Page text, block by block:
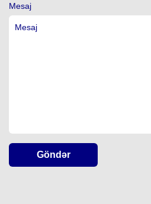
Mesaj
Göndər